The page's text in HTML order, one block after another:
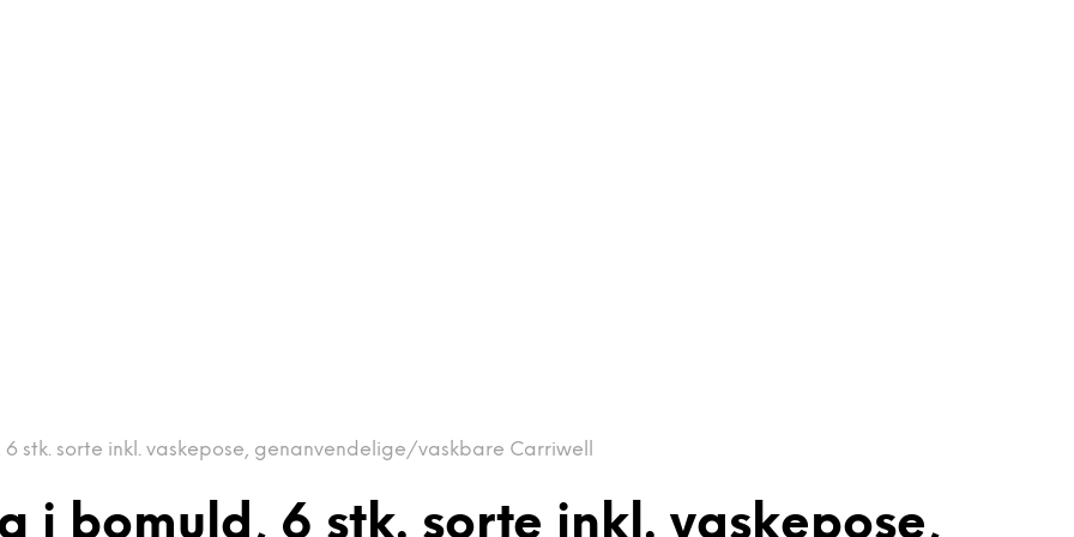
stk. sorte inkl. vaskepose, genanvendelige/vaskbare Carriwell
bomuld, 6 stk. sorte inkl. vaskepose,